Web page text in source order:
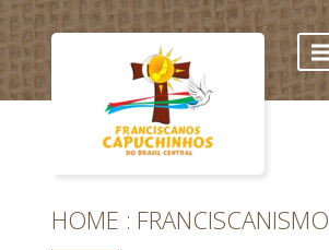
HOME FRANCISCANISMO